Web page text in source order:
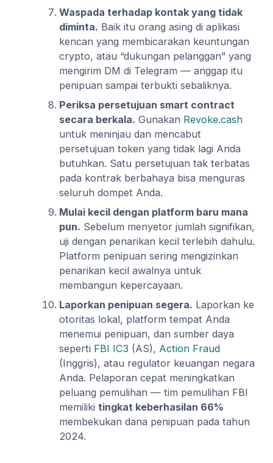
Waspada terhadap kontak yang tidak
diminta. Baik itu orang asing di aplikasi
kencan yang membicarakan keuntungan
crypto, atau “dukungan pelanggan” yang
mengirim DM di Telegram — anggap itu
penipuan sampai terbukti sebaliknya.
Periksa persetujuan smart contract
secara berkala. Gunakan Revoke.cash
untuk meninjau dan mencabut
persetujuan token yang tidak lagi Anda
butuhkan. Satu persetujuan tak terbatas
pada kontrak berbahaya bisa menguras
seluruh dompet Anda.
Mulai kecil dengan platform baru mana
pun. Sebelum menyetor jumlah signifikan,
uji dengan penarikan kecil terlebih dahulu.
Platform penipuan sering mengizinkan
penarikan kecil awalnya untuk
membangun kepercayaan.
Laporkan penipuan segera. Laporkan ke
otoritas lokal, platform tempat Anda
menemui penipuan, dan sumber daya
seperti FBI IC3 (AS), Action Fraud
(Inggris), atau regulator keuangan negara
Anda. Pelaporan cepat meningkatkan
peluang pemulihan — tim pemulihan FBI
memiliki tingkat keberhasilan 66%
membekukan dana penipuan pada tahun
2024.